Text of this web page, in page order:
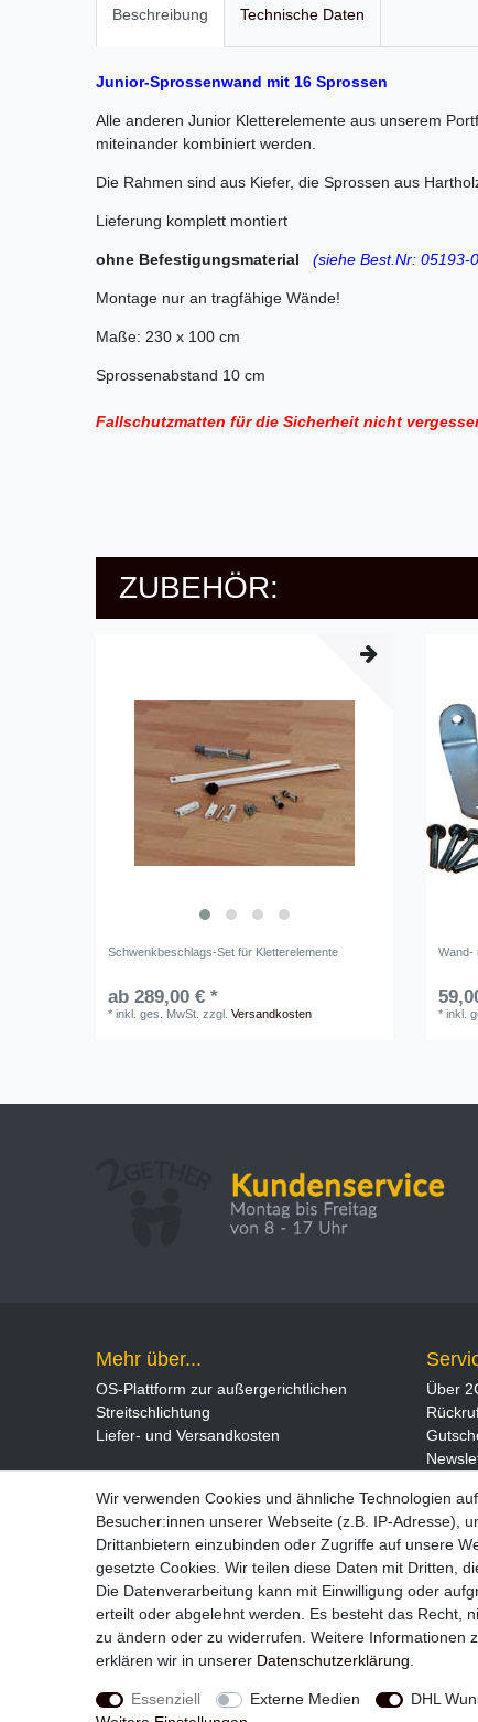
Beschreibung Technische Daten
Junior-Sprossenwand mit 16 Sprossen
Alle anderen Junior Kletterelemente aus unserem
miteinander kombiniert werden.
Die Rahmen sind aus Kiefer, die Sprossen aus
Lieferung komplett montiert
ohne Befestigungsmaterial (siehe Best.Nr: 05193-
Montage nur an tragfähige Wände!
Maße: 230 x 100 cm
Sprossenabstand 10 cm
Fallschutzmatten für die Sicherheit nicht
ZUBEHÖR:
Schwenkbeschlags-Set für Kletterelemente
ab 289,00 € *
*inkl. ges. MwSt. zzgl.Versandkosten
Wand-
*inkl.
Mehr über...
OS-Plattform zur außergerichtlichen
Streitschlichtung
Liefer- und Versandkosten
Über
Wir verwenden Cookies und ähnliche Technologien
Besucher:innen unserer Webseite (z.B. IP-Adresse),
Drittanbietern einzubinden oder Zugriffe auf unsere
gesetzte Cookies. Wir teilen diese Daten mit Dritten,
Die Datenverarbeitung kann mit Einwilligung oder
erteilt oder abgelehnt werden. Es besteht das Recht,
zu ändern oder zu widerrufen. Weitere Informationen
erklären wir in unserer Daten­schutz­erklärung
Essenziell Externe Medien DHL